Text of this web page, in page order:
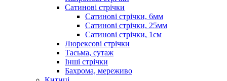
Сатинові стрічки
Сатинові стрічки, 6мм
Сатинові стрічки, 25мм
Сатинові стрічки, 1см
Люрексові стрічки
Тасьма, сутаж
Інші стрічки
Бахрома, мереживо